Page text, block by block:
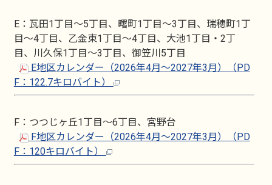
E：瓦田1丁目～5丁目、曙町1丁目～3丁目、瑞穂町1丁
目～4丁目、乙金東1丁目～4丁目、大池1丁目・2丁
目、川久保1丁目～3丁目、御笠川5丁目
E地区カレンダー（2026年4月～2027年3月）（PD
F：122.7キロバイト）
F：つつじヶ丘1丁目～6丁目、宮野台
F地区カレンダー（2026年4月～2027年3月）（PD
F：120キロバイト）